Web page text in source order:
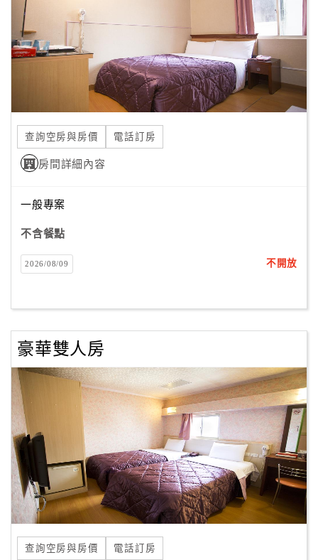
客
滿
意
度
訂
單
管
理
員
戶
客
服
聯
單
Line
線
上
客
服
紅
查詢空房與房價 電話訂房
房間詳細內容
一般專案
不含餐點
2026/08/09 不開放
豪華雙人房
查詢空房與房價 電話訂房